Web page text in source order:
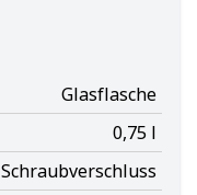
Glasflasche
0,75 l
Schraubverschluss